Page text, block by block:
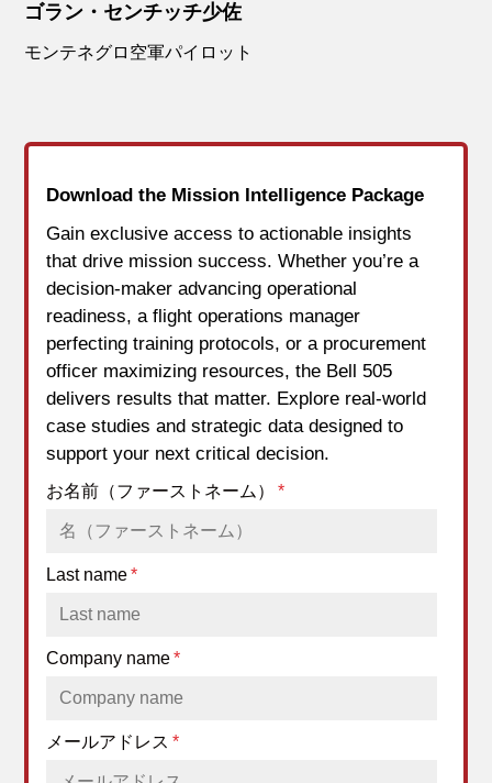
ゴラン・センチッチ少佐
モンテネグロ空軍パイロット
Download the Mission Intelligence Package
Gain exclusive access to actionable insights
that drive mission success. Whether you’re a
decision-maker advancing operational
readiness, a flight operations manager
perfecting training protocols, or a procurement
officer maximizing resources, the Bell 505
delivers results that matter. Explore real-world
case studies and strategic data designed to
support your next critical decision.
お名前（ファーストネーム） *
Last name*
Company name*
メールアドレス *